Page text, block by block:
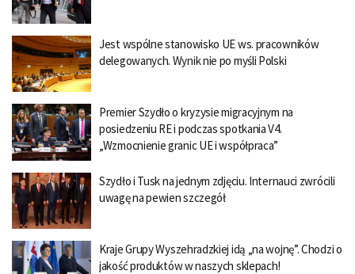
Jest wspólne stanowisko UE ws. pracowników
delegowanych. Wynik nie po myśli Polski
Premier Szydło o kryzysie migracyjnym na
posiedzeniu RE i podczas spotkania V4.
„Wzmocnienie granic UE i współpraca”
Szydło i Tusk na jednym zdjęciu. Internauci zwrócili
uwagę na pewien szczegół
Kraje Grupy Wyszehradzkiej idą „na wojnę”. Chodzi o
jakość produktów w naszych sklepach!